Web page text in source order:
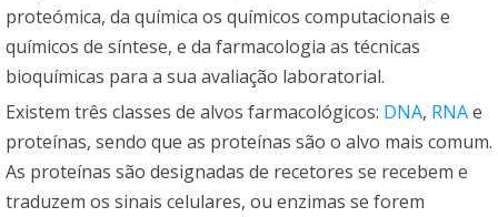
proteómica, da química os químicos computacionais e
químicos de síntese, e da farmacologia as técnicas
bioquímicas para a sua avaliação laboratorial.
Existem três classes de alvos farmacológicos: DNA, RNAe
proteínas, sendo que as proteínas são o alvo mais comum.
As proteínas são designadas de recetores se recebem e
traduzem os sinais celulares, ou enzimas se forem